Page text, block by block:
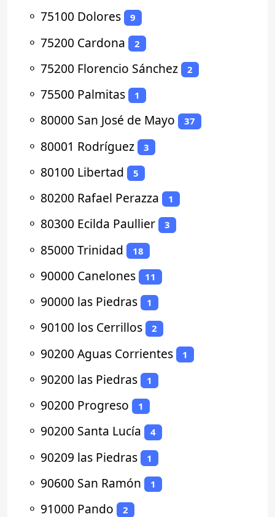
⚬ 75100 Dolores 9
⚬ 75200 Cardona 2
⚬ 75200 Florencio Sánchez 2
⚬ 75500 Palmitas 1
⚬ 80000 San José de Mayo 37
⚬ 80001 Rodríguez 3
⚬ 80100 Libertad 5
⚬ 80200 Rafael Perazza 1
⚬ 80300 Ecilda Paullier 3
⚬ 85000 Trinidad 18
⚬ 90000 Canelones 11
⚬ 90000 las Piedras 1
⚬ 90100 los Cerrillos 2
⚬ 90200 Aguas Corrientes 1
⚬ 90200 las Piedras 1
⚬ 90200 Progreso 1
⚬ 90200 Santa Lucía 4
⚬ 90209 las Piedras 1
⚬ 90600 San Ramón 1
⚬ 91000 Pando 2